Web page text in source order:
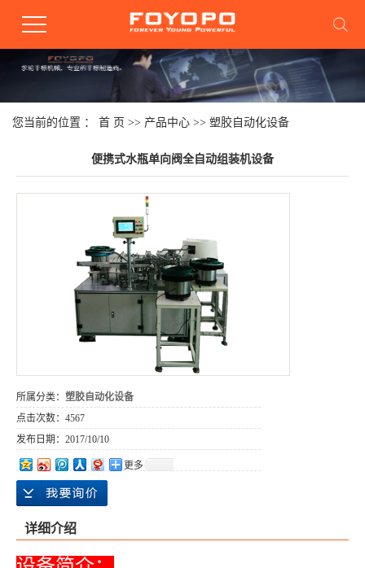
您当前的位置 ： 首 页 >> 产品中心 >> 塑胶自动化设备
便携式水瓶单向阀全自动组装机设备
所属分类： 塑胶自动化设备
点击次数： 4567
发布日期： 2017/10/10
更多
详细介绍